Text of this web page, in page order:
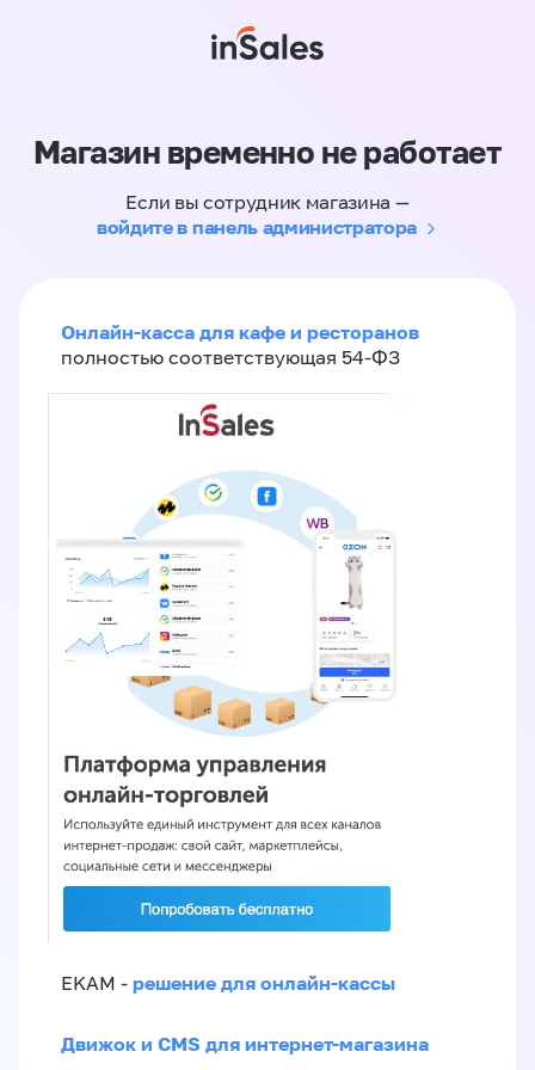
Магазин временно не работает
Если вы сотрудник магазина —
войдите в панель администратора
Онлайн-касса для кафе и ресторанов
полностью соответствующая 54-ФЗ
EKAM - решение для онлайн-кассы
Движок и CMS для интернет-магазина